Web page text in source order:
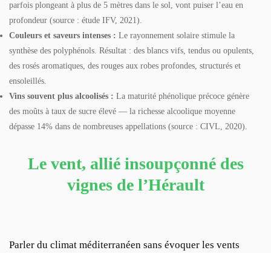
parfois plongeant à plus de 5 mètres dans le sol, vont puiser l’eau en
profondeur (source : étude IFV, 2021).
Couleurs et saveurs intenses : Le rayonnement solaire stimule la
synthèse des polyphénols. Résultat : des blancs vifs, tendus ou opulents,
des rosés aromatiques, des rouges aux robes profondes, structurés et
ensoleillés.
Vins souvent plus alcoolisés : La maturité phénolique précoce génère
des moûts à taux de sucre élevé — la richesse alcoolique moyenne
dépasse 14% dans de nombreuses appellations (source : CIVL, 2020).
Le vent, allié insoupçonné des
vignes de l’Hérault
Parler du climat méditerranéen sans évoquer les vents